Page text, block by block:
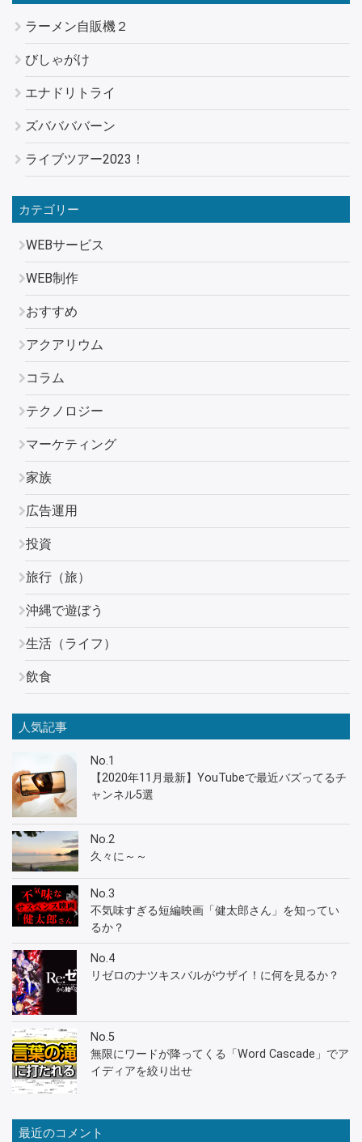
ラーメン自販機２
びしゃがけ
エナドリトライ
ズババババーン
ライブツアー2023！
カテゴリー
WEBサービス
WEB制作
おすすめ
アクアリウム
コラム
テクノロジー
マーケティング
家族
広告運用
投資
旅行（旅）
沖縄で遊ぼう
生活（ライフ）
飲食
人気記事
No.1
【2020年11月最新】YouTubeで最近バズってるチ
ャンネル5選
No.2
久々に～～
No.3
不気味すぎる短編映画「健太郎さん」を知ってい
るか？
No.4
リゼロのナツキスバルがウザイ！に何を見るか？
No.5
無限にワードが降ってくる「Word Cascade」でア
イディアを絞り出せ
最近のコメント